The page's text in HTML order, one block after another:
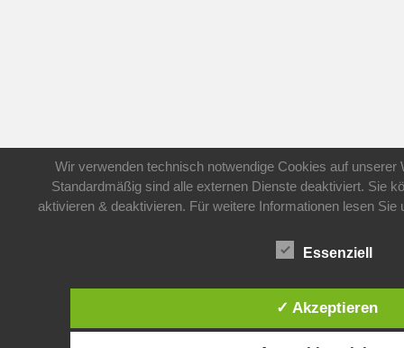
Wir verwenden technisch notwendige Cookies auf unserer
Standardmäßig sind alle externen Dienste deaktiviert. Sie
aktivieren & deaktivieren. Für weitere Informationen lesen
Essenziell
✓ Akzeptieren